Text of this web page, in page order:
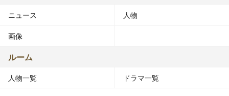
ニュース 人物
画像
ルーム
人物一覧 ドラマ一覧